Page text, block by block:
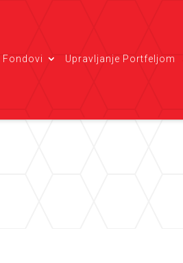
Fondovi Upravljanje Portfeljom